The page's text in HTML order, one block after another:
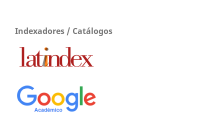
Indexadores / Catálogos